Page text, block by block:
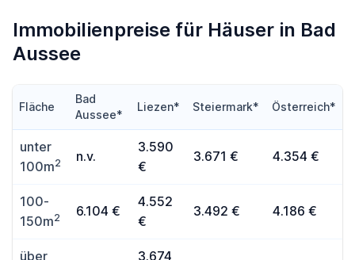
Immobilienpreise für Häuser in Bad
Aussee
Fläche
Bad
Aussee*
Liezen* Steiermark* Österreich*
unter
100m2 n.v.
3.590
€
3.671 € 4.354 €
100-
150m2 6.104 €
4.552
€
3.492 € 4.186 €
über
3.674